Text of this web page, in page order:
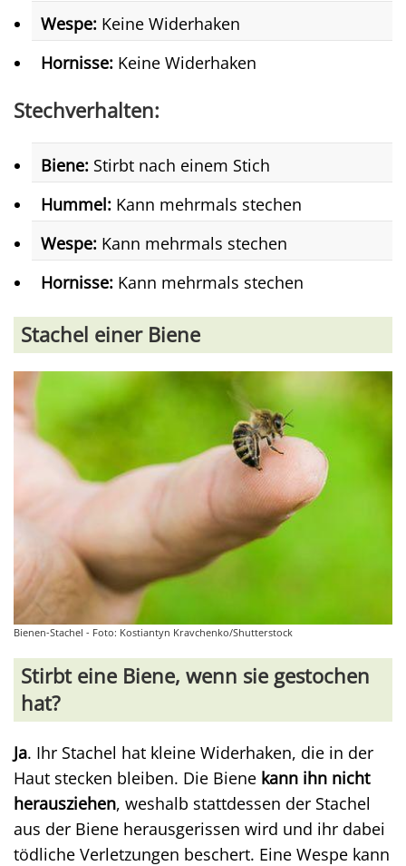
Wespe: Keine Widerhaken
Hornisse: Keine Widerhaken
Stechverhalten:
Biene: Stirbt nach einem Stich
Hummel: Kann mehrmals stechen
Wespe: Kann mehrmals stechen
Hornisse: Kann mehrmals stechen
Stachel einer Biene
Bienen-Stachel - Foto: Kostiantyn Kravchenko/Shutterstock
Stirbt eine Biene, wenn sie gestochen
hat?
Ja. Ihr Stachel hat kleine Widerhaken, die in der
Haut stecken bleiben. Die Biene kann ihn nicht
herausziehen, weshalb stattdessen der Stachel
aus der Biene herausgerissen wird und ihr dabei
tödliche Verletzungen beschert. Eine Wespe kann